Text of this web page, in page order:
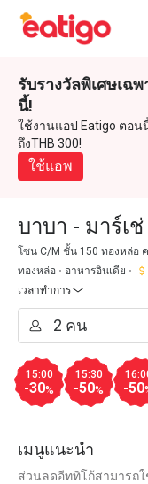
รับรางวัลพิเศษเฉ
นี้!
ใช้งานแอป Eatigo ตอ
ถึงTHB 300!
ใช้แอพ
บาบา - มาร์เ
โซน C/M ชั้น 150 ทองหล่อ
ทองหล่อ
อาหารอินเดีย
เวลาทำการ
15:00
-30%
15:30
-50% -50
เมนูแนะนำ
ส่วนลดอีททิโก้สามารถ